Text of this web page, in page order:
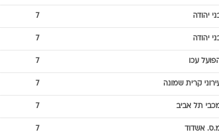
יהודה 7
יהודה 7
עכו 7
קרית שמונה 7
תל אביב 7
אשדוד 7